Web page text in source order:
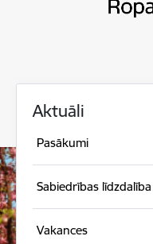
Aktuāli
Pasākumi
Sabiedrības līdzdalība
Vakances